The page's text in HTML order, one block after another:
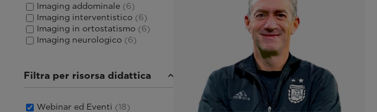
Imaging addominale (6)
Imaging interventistico (6)
Imaging in ortostatismo (6)
Imaging neurologico (6)
Filtra per risorsa didattica
Webinar ed Eventi (18)